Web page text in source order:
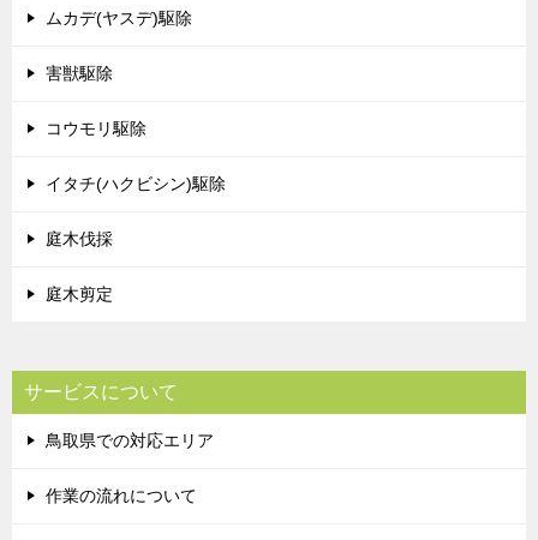
ムカデ(ヤスデ)駆除
害獣駆除
コウモリ駆除
イタチ(ハクビシン)駆除
庭木伐採
庭木剪定
サービスについて
鳥取県での対応エリア
作業の流れについて